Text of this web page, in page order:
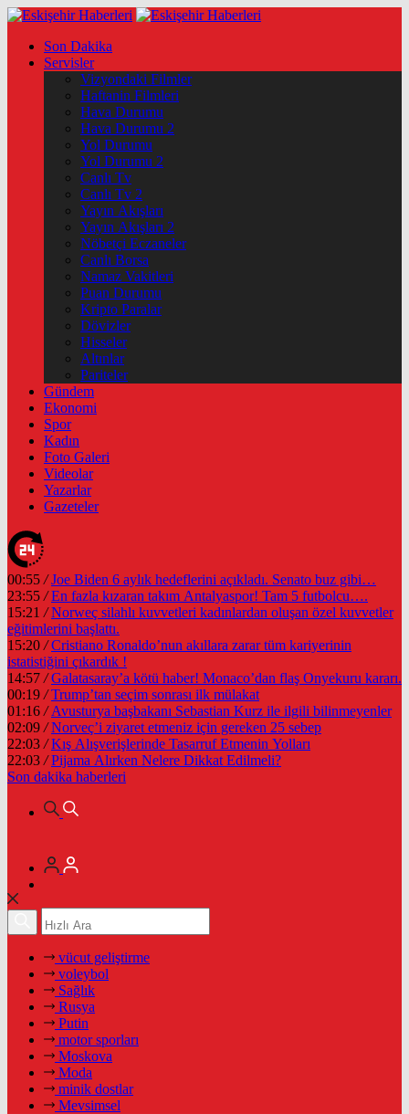
Son Dakika
Servisler
Vizyondaki Filmler
Haftanin Filmleri
Hava Durumu
Hava Durumu 2
Yol Durumu
Yol Durumu 2
Canlı Tv
Canlı Tv 2
Yayın Akışları
Yayın Akışları 2
Nöbetçi Eczaneler
Canlı Borsa
Namaz Vakitleri
Puan Durumu
Kripto Paralar
Dövizler
Hisseler
Altınlar
Pariteler
Gündem
Ekonomi
Spor
Kadın
Foto Galeri
Videolar
Yazarlar
Gazeteler
00:55 / Joe Biden 6 aylık hedeflerini açıkladı. Senato buz gibi…
23:55 / En fazla kızaran takım Antalyaspor! Tam 5 futbolcu….
15:21 / Norweç silahlı kuvvetleri kadınlardan oluşan özel kuvvetler
eğitimlerini başlattı.
15:20 / Cristiano Ronaldo’nun akıllara zarar tüm kariyerinin
istatistiğini çıkardık !
14:57 / Galatasaray’a kötü haber! Monaco’dan flaş Onyekuru kararı.
00:19 / Trump’tan seçim sonrası ilk mülakat
01:16 / Avusturya başbakanı Sebastian Kurz ile ilgili bilinmeyenler
02:09 / Norveç’i ziyaret etmeniz için gereken 25 sebep
22:03 / Kış Alışverişlerinde Tasarruf Etmenin Yolları
22:03 / Pijama Alırken Nelere Dikkat Edilmeli?
Son dakika haberleri
vücut geliştirme
voleybol
Sağlık
Rusya
Putin
motor sporları
Moskova
Moda
minik dostlar
Mevsimsel